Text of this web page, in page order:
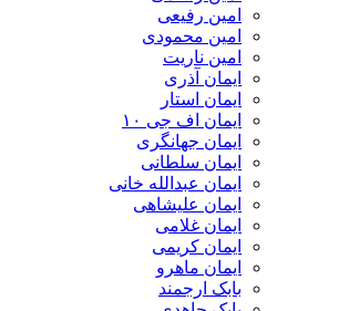
امین رفیعی
امین محمودی
امین ناریت
ایمان آذری
ایمان استار
ایمان اف جی ۱۰
ایمان جهانگری
ایمان سلطانی
ایمان عبدالله خانی
ایمان علیشاهی
ایمان غلامی
ایمان کریمی
ایمان ماهرو
بابک ارجمند